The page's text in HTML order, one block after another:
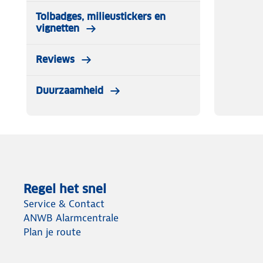
Tolbadges, milieustickers en
vignetten
Reviews
Duurzaamheid
Regel het snel
Service & Contact
ANWB Alarmcentrale
Plan je route